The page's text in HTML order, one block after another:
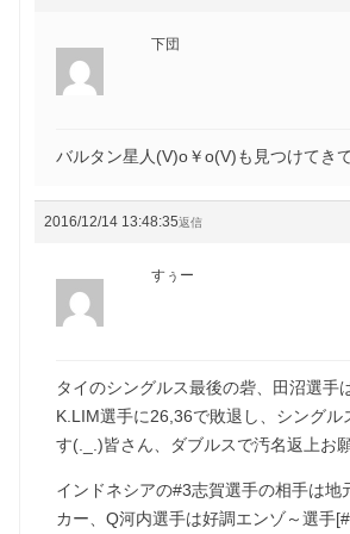
下団
バルタン星人(V)o￥o(V)も見つけてき
2016/12/14 13:48:35返信
すぅー
タイのシングルス最後の砦、田沼選手
K.LIM選手に26,36で敗退し、シングル
す(._.)皆さん、ダブルスで汚名返上お
インドネシアの#3志賀選手の相手は地
カー、Q河内選手は好調エンゾ～選手